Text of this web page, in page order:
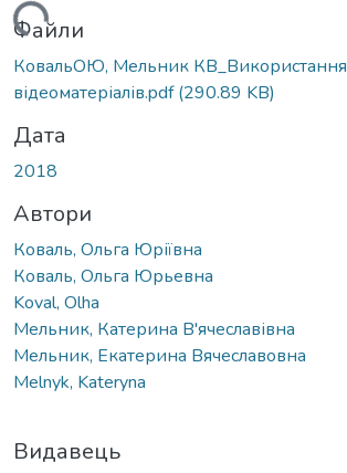
Файли
КовальОЮ, Мельник КВ_Використання
відеоматеріалів.pdf(290.89 KB)
Дата
2018
Автори
Коваль, Ольга Юріївна
Коваль, Ольга Юрьевна
Koval, Olha
Мельник, Катерина В'ячеславівна
Мельник, Екатерина Вячеславовна
Melnyk, Kateryna
Видавець